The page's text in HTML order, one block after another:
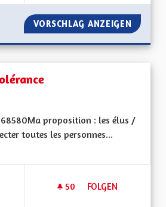
VORSCHLAG ANZEIGEN
proposition : les élus /
toutes les personnes...
50 50 FOLLOWER
FOLGEN
OUVERTURE ET